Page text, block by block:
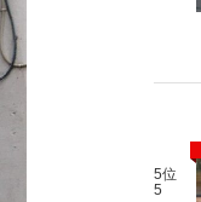
5位
5